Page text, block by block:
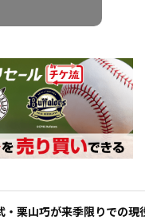
・栗山巧が来季限りでの